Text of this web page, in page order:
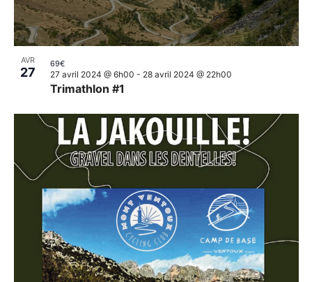
AVR
27
Trimathlon #1
27 avril 2024 @ 6h00 - 28 avril 2024 @ 22h00
69€